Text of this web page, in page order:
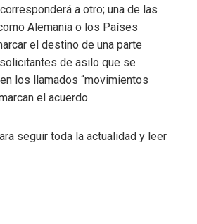
a otro; una de las
Alemania o los Países
el destino de una parte
de asilo que se
los llamados “movimientos
el acuerdo.
seguir toda la actualidad y leer